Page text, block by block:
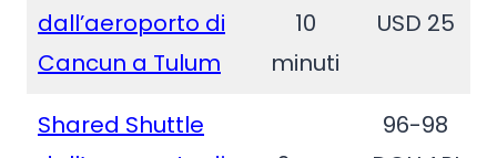
dall’aeroporto di
Cancun a Tulum
10
minuti
USD 25
Shared Shuttle
96-98